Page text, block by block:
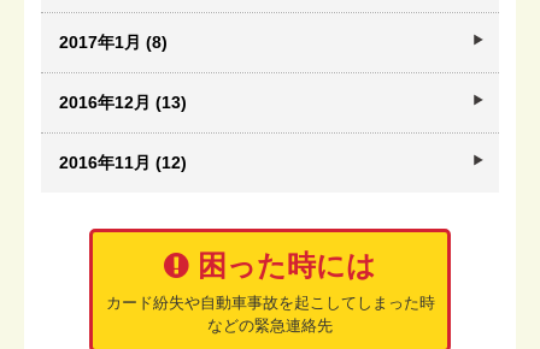
2017年1月 (8)
2016年12月 (13)
2016年11月 (12)
困った時には
カード紛失や自動車事故を起こしてしまった時
などの緊急連絡先